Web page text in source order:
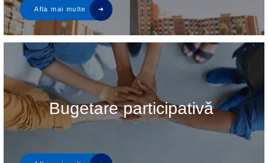
Bugetare participativă